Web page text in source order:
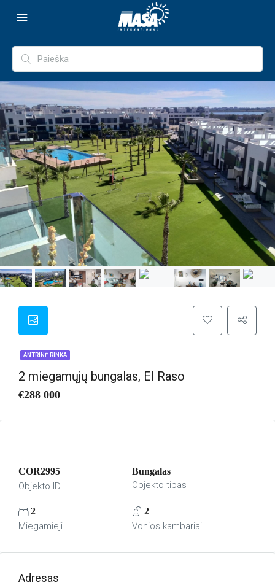
ANTRINĖ RINKA
2 miegamųjų bungalas, El Raso
€288 000
COR2995
Objekto ID
Bungalas
Objekto tipas
2
Miegamieji
2
Vonios kambariai
Adresas